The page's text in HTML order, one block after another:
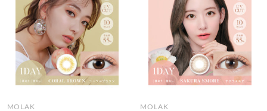
MOLAK
MOLAK